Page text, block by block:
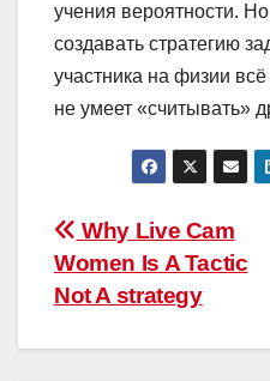
учения вероятности.
создавать стратегию
участника на физии
не умеет «считывать»
Post
navigation
Why Live Cam
Women Is A Tactic
Not A strategy